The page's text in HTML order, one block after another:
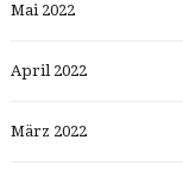
Mai 2022
April 2022
März 2022